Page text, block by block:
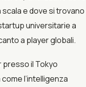
scala e dove si trovano
universitarie a
a player globali.
presso il Tokyo
l’intelligenza